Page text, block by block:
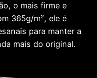
o mais firme e
365g/m², ele é
para manter a
mais do original.